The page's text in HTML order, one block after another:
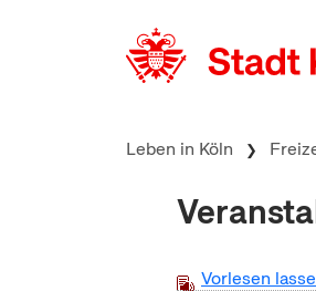
Leben in Köln
Vorlesen